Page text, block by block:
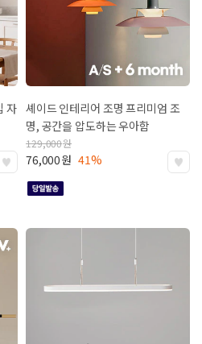
자 셰이드 인테리어 조명프리미엄 조
명, 공간을 압도하는 우아함
129,000원
76,000원 41%